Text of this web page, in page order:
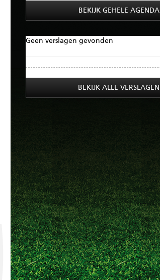
BEKIJK GEHELE AGENDA
Geen verslagen gevonden
BEKIJK ALLE VERSLAGEN